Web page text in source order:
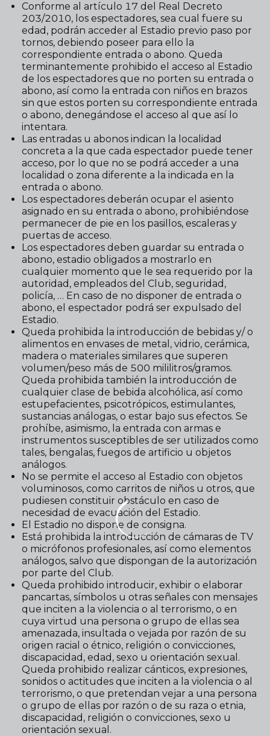
Conforme al artículo 17 del Real Decreto
203/2010, los espectadores, sea cual fuere su
edad, podrán acceder al Estadio previo paso por
tornos, debiendo poseer para ello la
correspondiente entrada o abono. Queda
terminantemente prohibido el acceso al Estadio
de los espectadores que no porten su entrada o
abono, así como la entrada con niños en brazos
sin que estos porten su correspondiente entrada
o abono, denegándose el acceso al que así lo
intentara.
Las entradas u abonos indican la localidad
concreta a la que cada espectador puede tener
acceso, por lo que no se podrá acceder a una
localidad o zona diferente a la indicada en la
entrada o abono.
Los espectadores deberán ocupar el asiento
asignado en su entrada o abono, prohibiéndose
permanecer de pie en los pasillos, escaleras y
puertas de acceso.
Los espectadores deben guardar su entrada o
abono, estadio obligados a mostrarlo en
cualquier momento que le sea requerido por la
autoridad, empleados del Club, seguridad,
policía, … En caso de no disponer de entrada o
abono, el espectador podrá ser expulsado del
Estadio.
Queda prohibida la introducción de bebidas y/ o
alimentos en envases de metal, vidrio, cerámica,
madera o materiales similares que superen
volumen/peso más de 500 mililitros/gramos.
Queda prohibida también la introducción de
cualquier clase de bebida alcohólica, así como
estupefacientes, psicotrópicos, estimulantes,
sustancias análogas, o estar bajo sus efectos. Se
prohíbe, asimismo, la entrada con armas e
instrumentos susceptibles de ser utilizados como
tales, bengalas, fuegos de artificio u objetos
análogos.
No se permite el acceso al Estadio con objetos
voluminosos, como carritos de niños u otros, que
pudiesen constituir obstáculo en caso de
necesidad de evacuación del Estadio.
El Estadio no dispone de consigna.
Está prohibida la introducción de cámaras de TV
o micrófonos profesionales, así como elementos
análogos, salvo que dispongan de la autorización
por parte del Club.
Queda prohibido introducir, exhibir o elaborar
pancartas, símbolos u otras señales con mensajes
que inciten a la violencia o al terrorismo, o en
cuya virtud una persona o grupo de ellas sea
amenazada, insultada o vejada por razón de su
origen racial o étnico, religión o convicciones,
discapacidad, edad, sexo u orientación sexual.
Queda prohibido realizar cánticos, expresiones,
sonidos o actitudes que inciten a la violencia o al
terrorismo, o que pretendan vejar a una persona
o grupo de ellas por razón o de su raza o etnia,
discapacidad, religión o convicciones, sexo u
orientación sexual.